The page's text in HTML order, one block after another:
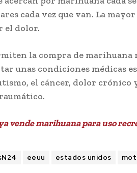
cada vez que van. La
el dolor.
la compra de marihuana
unas condiciones médicas
el cáncer, dolor crónico
vende marihuana para uso
eeuu estados unidos